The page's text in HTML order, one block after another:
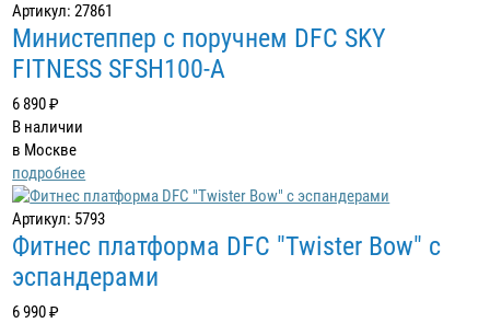
Артикул: 27861
Министеппер с поручнем DFC SKY
FITNESS SFSH100-A
6 890 ₽
В наличии
в Москве
подробнее
Артикул: 5793
Фитнес платформа DFC "Twister Bow" с
эспандерами
6 990 ₽